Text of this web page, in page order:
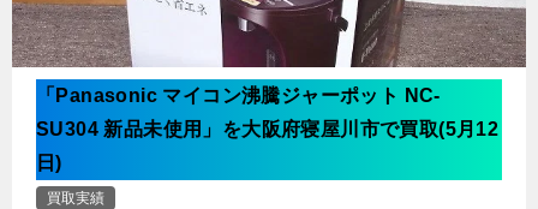
「Panasonic マイコン沸騰ジャーポット NC-
SU304 新品未使用」を大阪府寝屋川市で買取(5月12
日)
買取実績